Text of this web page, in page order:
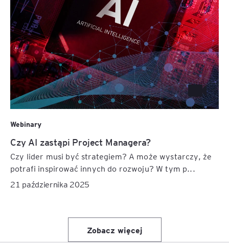
Webinary
Czy AI zastąpi Project Managera?
Czy lider musi być strategiem? A może wystarczy, że
potrafi inspirować innych do rozwoju? W tym p...
21 października 2025
Zobacz więcej